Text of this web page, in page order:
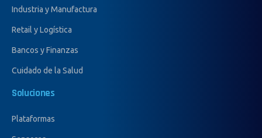
Industria y Manufactura
Retail y Logística
Bancos y Finanzas
Cuidado de la Salud
Soluciones
Plataformas